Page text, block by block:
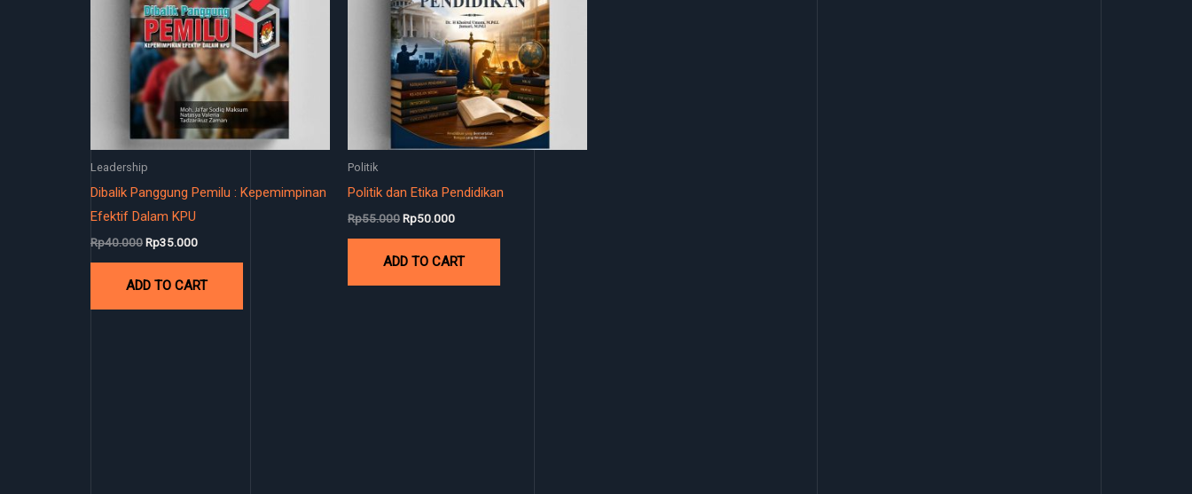
Leadership
Dibalik Panggung Pemilu : Kepemimpinan
Efektif Dalam KPU
Rp40.000Rp35.000
ADD TO CART
Politik
Politik dan Etika Pendidikan
Rp55.000Rp50.000
ADD TO CART